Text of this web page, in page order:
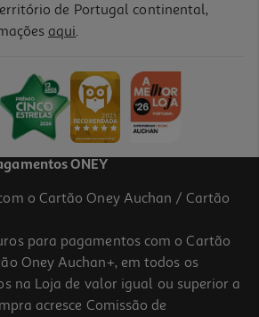
Perna Kg
Indisponível online
de Portugal continental,
aqui.
ONEY
o Cartão Oney Auchan / Cartão
para pagamentos com o Cartão
Oney Auchan+, em todos os
na Loja de valor igual ou superior a
acresce Comissão de